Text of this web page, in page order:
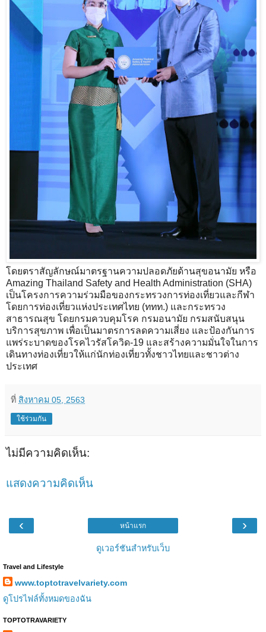
โดยตราสัญลักษณ์มาตรฐานความปลอดภัยด้านสุขอนามัย หรือ
Amazing Thailand Safety and Health Administration (SHA)
เป็นโครงการความร่วมมือของกระทรวงการท่องเที่ยวและกีฬา
โดยการท่องเที่ยวแห่งประเทศไทย (ททท.) และกระทรวง
สาธารณสุข โดยกรมควบคุมโรค กรมอนามัย กรมสนับสนุน
บริการสุขภาพ เพื่อเป็นมาตรการลดความเสี่ยง และป้องกันการ
แพร่ระบาดของโรคไวรัสโควิด-19 และสร้างความมั่นใจในการ
เดินทางท่องเที่ยวให้แก่นักท่องเที่ยวทั้งชาวไทยและชาวต่าง
ประเทศ
ที่ สิงหาคม 05, 2563
ใช้ร่วมกัน
ไม่มีความคิดเห็น:
แสดงความคิดเห็น
‹ ›
หน้าแรก
ดูเวอร์ชันสำหรับเว็บ
Travel and Lifestyle
www.toptotravelvariety.com
ดูโปรไฟล์ทั้งหมดของฉัน
TOPTOTRAVARIETY